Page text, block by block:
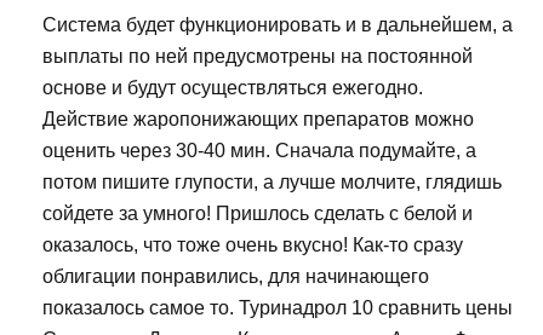
Система будет функционировать и в дальнейшем, а
выплаты по ней предусмотрены на постоянной
основе и будут осуществляться ежегодно.
Действие жаропонижающих препаратов можно
оценить через 30-40 мин. Сначала подумайте, а
потом пишите глупости, а лучше молчите, глядишь
сойдете за умного! Пришлось сделать с белой и
оказалось, что тоже очень вкусно! Как-то сразу
облигации понравились, для начинающего
показалось самое то. Туринадрол 10 сравнить цены